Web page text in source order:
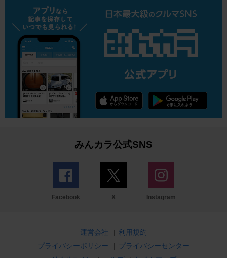
みんカラ公式SNS
Facebook X Instagram
運営会社 | 利用規約
プライバシーポリシー
| プライバシーセンター